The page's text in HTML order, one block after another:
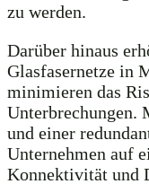
zu werden.
Darüber hinaus
Glasfasernetze in
minimieren das
Unterbrechungen.
und einer
Unternehmen auf
Konnektivität und